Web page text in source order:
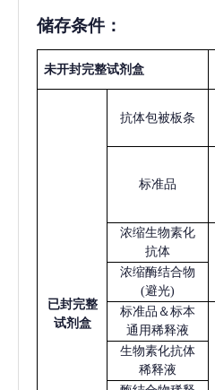
储存条件：
未开封完整试剂盒
已封完整
试剂盒
抗体包被板条
标准品
浓缩生物素化
抗体
浓缩酶结合物
(避光)
标准品＆标本
通用稀释液
生物素化抗体
稀释液